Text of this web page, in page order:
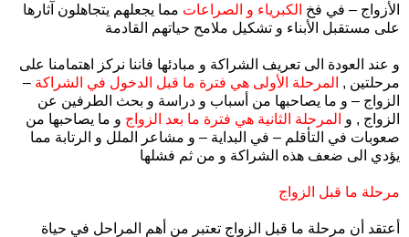
الأزواج – في فخ الكبرياء و الصراعات مما يجعلهم يتجاهلون آثارها
على مستقبل الأبناء و تشكيل ملامح حياتهم القادمة
و عند العودة الى تعريف الشراكة و مبادئها فاننا نركز اهتمامنا على
مرحلتين , المرحلة الأولى هي فترة ما قبل الدخول في الشراكة –
الزواج – و ما يصاحبها من أسباب و دراسة و بحث الطرفين عن
الزواج , و المرحلة الثانية هي فترة ما بعد الزواج و ما يصاحبها من
صعوبات في التأقلم – في البداية – و مشاعر الملل و الرتابة مما
يؤدي الى ضعف هذه الشراكة و من ثم فشلها
مرحلة ما قبل الزواج
أعتقد أن مرحلة ما قبل الزواج تعتبر من أهم المراحل في حياة